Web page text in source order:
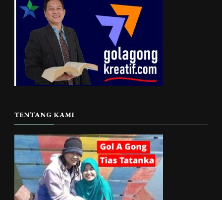
TENTANG KAMI